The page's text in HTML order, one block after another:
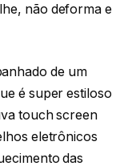
não deforma e
de um
é super estiloso
touch screen
eletrônicos
das